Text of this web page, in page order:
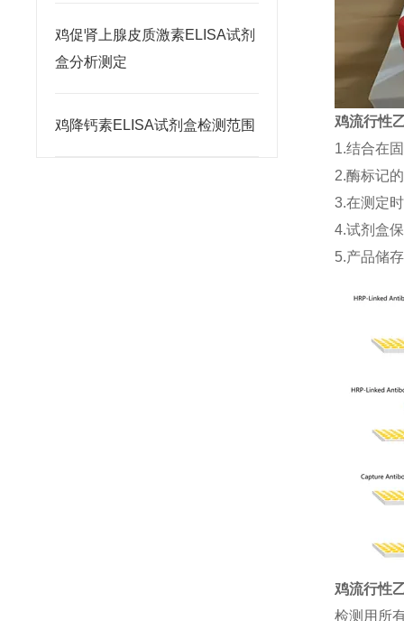
鸡促肾上腺皮质激素ELISA试剂
盒分析测定
鸡降钙素ELISA试剂盒检测范围
鸡流行性
1.结合在
2.酶标记
3.在测定
4.试剂盒
5.产品储
鸡流行性
检测用所